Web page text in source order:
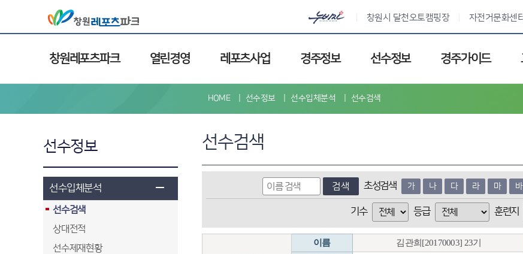
창원시 달천오토캠핑장 자전거문화센
창원레포츠파크 열린경영 레포츠사업 경주정보 선수정보 경주가이드
선수정보
선수입체분석
선수검색
상대전적
선수제재현황
HOME 선수정보 선수입체분석 선수검색
선수검색
검색 초성검색 가 나 다 라 마 바
기수 등급 훈련지
이름 김관희[20170003] 23기